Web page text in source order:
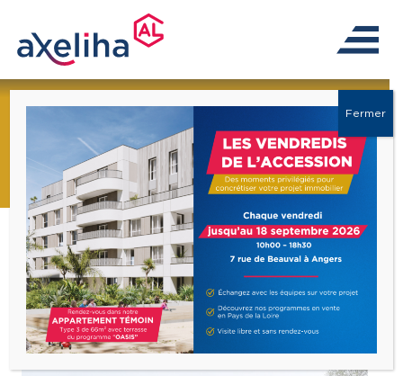
Votre recherche
Activer l’alerte
Budget max Surface
offre(s) correspondante(s)
Fermer